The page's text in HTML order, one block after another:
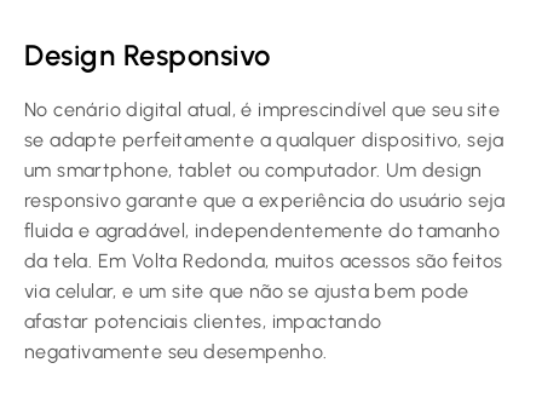
Design Responsivo
No cenário digital atual, é imprescindível que seu site
se adapte perfeitamente a qualquer dispositivo, seja
um smartphone, tablet ou computador. Um design
responsivo garante que a experiência do usuário seja
fluida e agradável, independentemente do tamanho
da tela. Em Volta Redonda, muitos acessos são feitos
via celular, e um site que não se ajusta bem pode
afastar potenciais clientes, impactando
negativamente seu desempenho.